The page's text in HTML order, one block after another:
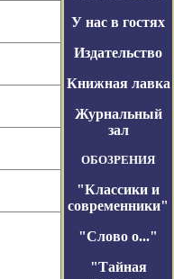
У нас в гостях
Издательство
Книжная лавка
Журнальный
зал
ОБОЗРЕНИЯ
"Классики и
современники"
"Слово о..."
"Тайная